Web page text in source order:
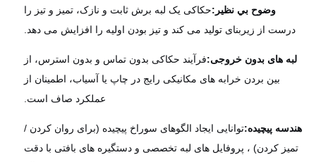
وضوح بي نظير: حکاکی یک لبه برش ثابت و نازک، تمیز و تیز را
از زیربنای تولید می کند و تیز بودن اولیه را افزایش می دهد.
های بدون خروجی:فرآیند حکاکی بدون تماس و بدون استرس، از
بین بردن خرابه های مکانیکی رایج در چاپ یا آسیاب، اطمینان از
عملکرد صاف است.
پیچیده:توانایی ایجاد الگوهای سوراخ پیچیده (برای روان کردن /
کردن) ، پروفایل های لبه تخصصی و دستگیره های بافتی با دقت